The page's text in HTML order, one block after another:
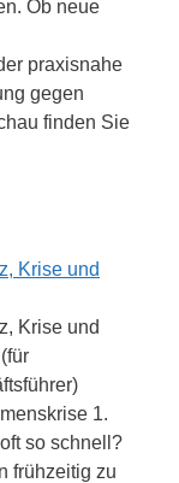
Ob neue
praxisnahe
gegen
finden Sie
Krise und
Krise und
1.
so schnell?
frühzeitig zu